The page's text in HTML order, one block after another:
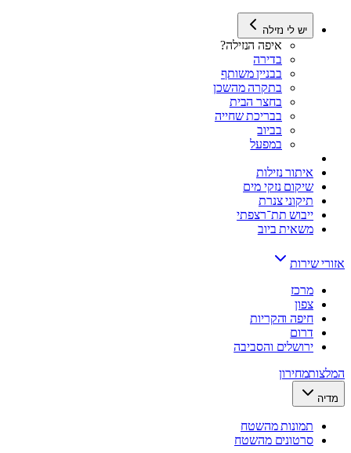
יש לי נזילה
איפה הנזילה?
בדירה
בבניין משותף
בתקרה מהשכן
בחצר הבית
בבריכת שחייה
בביוב
במפעל
איתור נזילות
שיקום נזקי מים
תיקוני צנרת
ייבוש תת־רצפתי
משאית ביוב
אזורי שירות
מרכז
צפון
חיפה והקריות
דרום
ירושלים והסביבה
המלצותמחירון
מדיה
תמונות מהשטח
סרטונים מהשטח